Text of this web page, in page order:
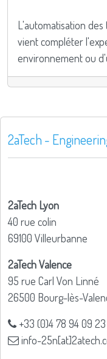
L'automatisation
vient compléter
environnement ou
2aTech -
2aTech Lyon
40 rue colin
69100 Villeurbanne
2aTech Valence
95 rue Carl Von Linné
26500 Bourg-lès-
+33 (0)4 78 94 09 23
info-